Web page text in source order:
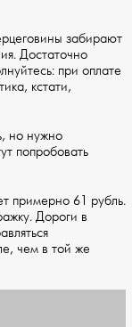
забирают
Достаточно
при оплате
кстати,
но нужно
попробовать
примерно 61 рубль.
Дороги в
чем в той же